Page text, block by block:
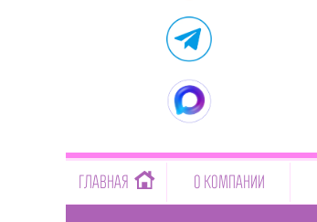
ГЛАВНАЯ О КОМПАНИИ
-->